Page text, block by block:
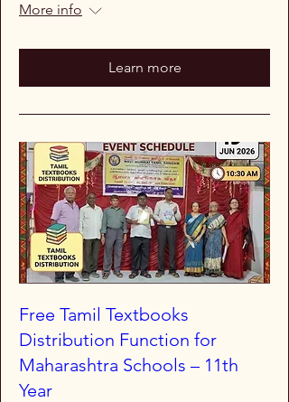
More info
Learn more
Free Tamil Textbooks
Distribution Function for
Maharashtra Schools – 11th
Year